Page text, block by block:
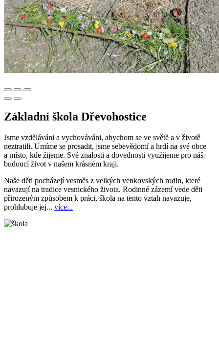
Základní škola Dřevohostice
Jsme vzděláváni a vychováváni, abychom se ve světě a v životě
neztratili. Umíme se prosadit, jsme sebevědomí a hrdí na své obce
a místo, kde žijeme. Své znalosti a dovednosti využijeme pro náš
budoucí život v našem krásném kraji.
Naše děti pocházejí vesměs z velkých venkovských rodin, které
navazují na tradice vesnického života. Rodinné zázemí vede děti
přirozeným způsobem k práci, škola na tento vztah navazuje,
prohlubuje jej... více...